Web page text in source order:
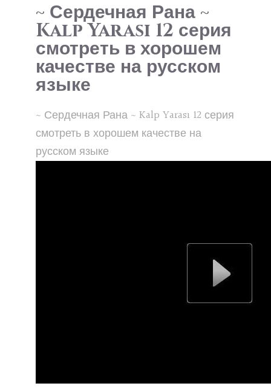
~ Сердечная Рана ~
Kalp Yarası 12 серия
смотреть в хорошем
качестве на русском
языке
~ Сердечная Рана ~ Kalp Yarası 12 серия
смотреть в хорошем качестве на
русском языке